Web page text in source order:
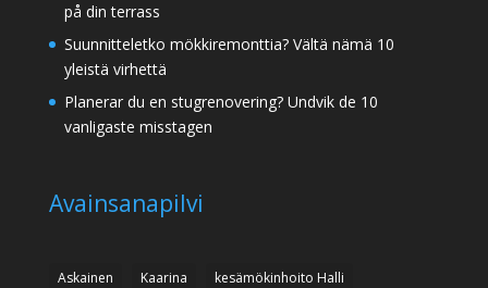
på din terrass
Suunnitteletko mökkiremonttia? Vältä nämä 10
yleistä virhettä
Planerar du en stugrenovering? Undvik de 10
vanligaste misstagen
Avainsanapilvi
Askainen Kaarina
kesämökinhoito Halli